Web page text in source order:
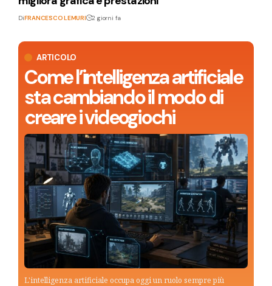
ARTICOLO
Come l’intelligenza artificiale
sta cambiando il modo di
creare i videogiochi
L'intelligenza artificiale occupa oggi un ruolo sempre più
DiFRANCESCO LEMURI 2 giorni fa